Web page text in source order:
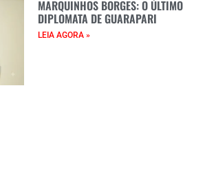
MARQUINHOS BORGES: O ÚLTIMO
DIPLOMATA DE GUARAPARI
LEIA AGORA »